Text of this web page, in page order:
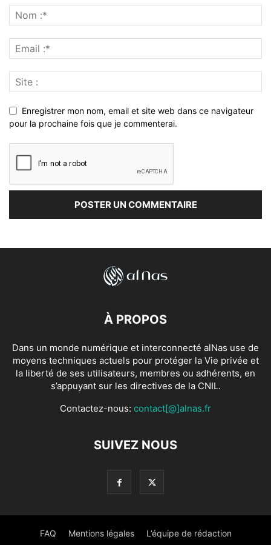
Enregistrer mon nom, email et site web dans ce navigateur
pour la prochaine fois que je commenterai.
À PROPOS
Dans un monde numérique et interconnecté alNas use de
moyens techniques actuels pour protéger la Vie privée et
la liberté de ses utilisateurs, membres ou adhérents, en
s’appuyant sur les directives de la CNIL.
Contactez-nous: contact[@]alnas.fr
SUIVEZ NOUS
FAQ Mentions légales L’équipe de rédaction